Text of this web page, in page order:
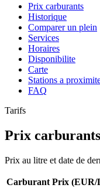
Prix carburants
Historique
Comparer un plein
Services
Horaires
Disponibilite
Carte
Stations a
FAQ
Tarifs
Prix carburants
Prix au litre et date de
Carburant Prix (EUR/